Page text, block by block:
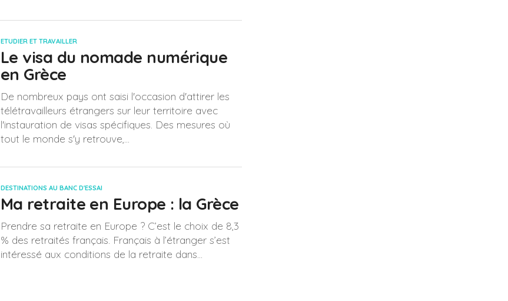
ETUDIER ET TRAVAILLER
Le visa du nomade numérique
en Grèce
De nombreux pays ont saisi l'occasion d'attirer les
télétravailleurs étrangers sur leur territoire avec
l'instauration de visas spécifiques. Des mesures où
tout le monde s'y retrouve,...
DESTINATIONS AU BANC D'ESSAI
Ma retraite en Europe : la Grèce
Prendre sa retraite en Europe ? C’est le choix de 8,3
% des retraités français. Français à l’étranger s’est
intéressé aux conditions de la retraite dans...